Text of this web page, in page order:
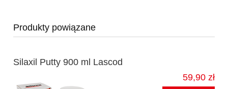
Produkty powiązane
Silaxil Putty 900 ml Lascod
59,90 zł